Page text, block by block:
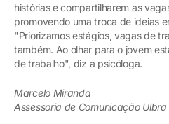
histórias e compartilharem as
promovendo uma troca de ideias
"Priorizamos estágios, vagas de
também. Ao olhar para o jovem
de trabalho", diz a psicóloga.
Marcelo Miranda
Assessoria de Comunicação Ulbra